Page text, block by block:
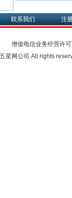
联系我们 注
增值电信业务经营许
五星网公司 All rights